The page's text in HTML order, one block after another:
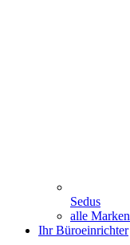
Sedus
alle Marken
Ihr Büroeinrichter